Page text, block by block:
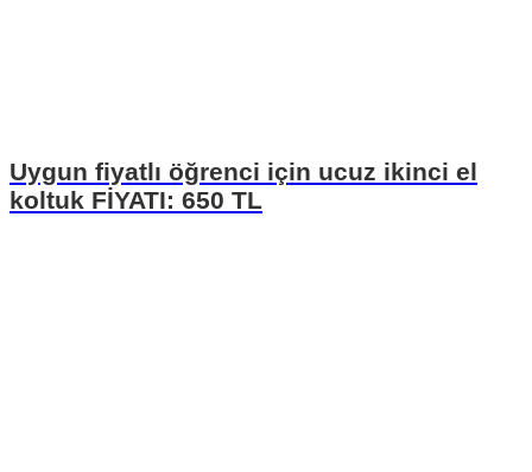
Uygun fiyatlı öğrenci için ucuz ikinci el
koltuk FİYATI: 650 TL